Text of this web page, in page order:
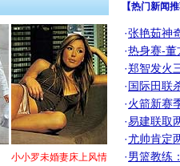
小小罗未婚妻床上风情
【热门新闻
·张艳茹神
·热身赛-董
·郑智发火
·国际田联
·火箭新赛
·易建联取
·尤帅肯定
·男篮教练